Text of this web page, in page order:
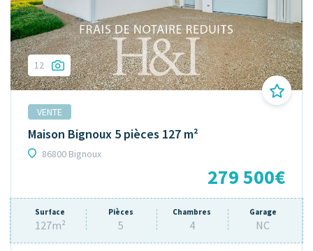
12
VENTE
Maison Bignoux 5 pièces 127 m²
86800 Bignoux
279 500€
Surface
127m²
Pièces
5
Chambres
4
Garage
NC